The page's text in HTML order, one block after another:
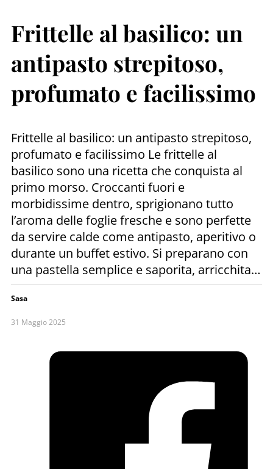
Frittelle al basilico: un
antipasto strepitoso,
profumato e facilissimo
Frittelle al basilico: un antipasto strepitoso,
profumato e facilissimo Le frittelle al
basilico sono una ricetta che conquista al
primo morso. Croccanti fuori e
morbidissime dentro, sprigionano tutto
l’aroma delle foglie fresche e sono perfette
da servire calde come antipasto, aperitivo o
durante un buffet estivo. Si preparano con
una pastella semplice e saporita, arricchita…
Sasa
31 Maggio 2025